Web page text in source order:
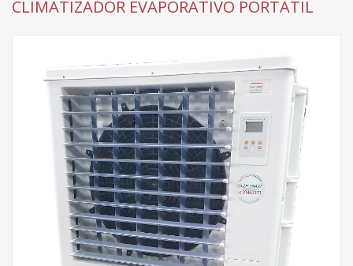
CLIMATIZADOR EVAPORATIVO PORTÁTIL